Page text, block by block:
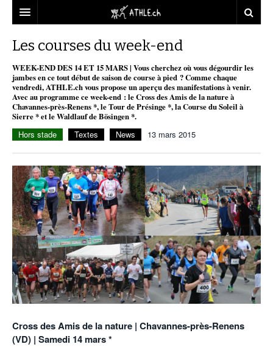
CHRONIQUES
TOUT
MICHEL HERREN
REPORTAGES
DOPAGE
GALERIES
STATISTIQUES
STATISTIQUES
MINIMA
PARTENAIRES
CNP
CLUBS PARTENAIRES
FÉDÉRATION
TOUS SUPPORTERS D’ATHLE.CH !
PUBLICITÉ
VIDEOS
CLUB D’ATHLÉTISME
TOUS SUPPORTERS D’ATHLE.CH !
CHARTE ÉDITORIALE
NOUS CONTACTER
POURQUOI ATHLE.CH ?
ATHLE.CH RÉGIONS
CNP LAUSANNE/AIGLE
ATHLE.CH RÉGIONS | GENÈVE
ATHLE.CH RÉGIONS | JURA
ATHLE.CH RÉGIONS | VAUD
ATHLE.CH VINTAGE
TIMELINE
BIOGRAPHIES
HIGHLIGHTS
Les courses du week-end
WEEK-END DES 14 ET 15 MARS | Vous cherchez où vous dégourdir les
jambes en ce tout début de saison de course à pied ? Comme chaque
vendredi, ATHLE.ch vous propose un aperçu des manifestations à venir.
Avec au programme ce week-end : le Cross des Amis de la nature à
Chavannes-près-Renens *, le Tour de Présinge *, la Course du Soleil à
Sierre * et le Waldlauf de Bösingen *.
Hors stade Textes News 13 mars 2015
Cross des Amis de la nature | Chavannes-près-Renens
(VD) | Samedi 14 mars *